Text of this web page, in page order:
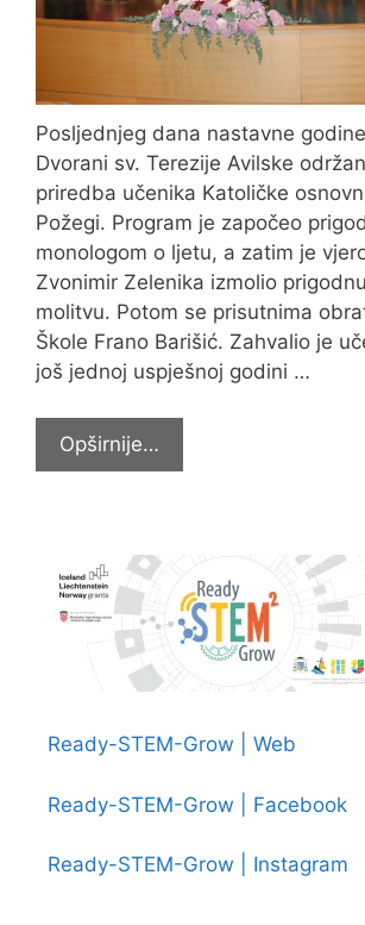
Posljednjeg dana nastavne
Dvorani sv. Terezije Avilske
priredba učenika Katoličke
Požegi. Program je započeo
monologom o ljetu, a zatim je
Zvonimir Zelenika izmolio
molitvu. Potom se prisutnima
Škole Frano Barišić. Zahvalio je
još jednoj uspješnoj godini …
Opširnije…
priredba
Škole
Ready-STEM-Grow | Web
Ready-STEM-Grow | Facebook
Ready-STEM-Grow | Instagram